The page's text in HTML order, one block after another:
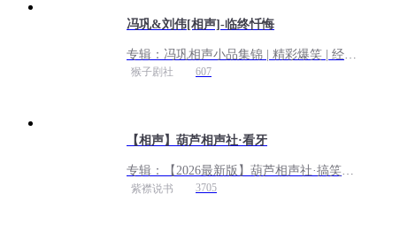
冯巩&刘伟[相声]-临终忏悔
专辑： 冯巩相声小品集锦 | 精彩爆笑 | 经典
重现
猴子剧社 607
【相声】葫芦相声社·看牙
专辑：
【2026最新版】葫芦相声社·搞笑来
袭丨经典丨助眠
紫襟说书 3705